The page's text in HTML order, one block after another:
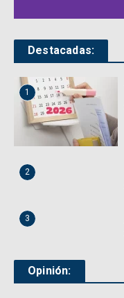
Destacadas:
1
2
3
Opinión: